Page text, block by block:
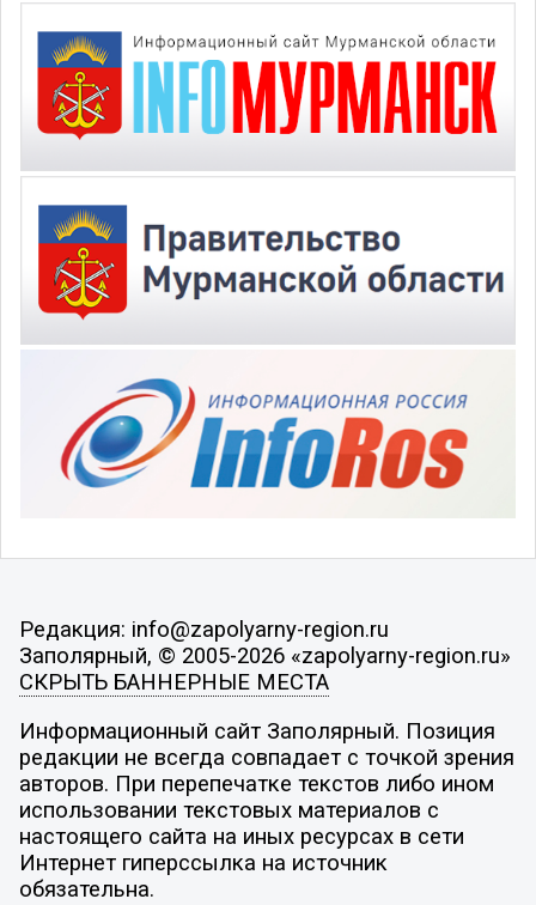
Редакция: info@zapolyarny-region.ru
Заполярный, © 2005-2026 «zapolyarny-region.ru»
СКРЫТЬ БАННЕРНЫЕ МЕСТА
Информационный сайт Заполярный. Позиция
редакции не всегда совпадает с точкой зрения
авторов. При перепечатке текстов либо ином
использовании текстовых материалов с
настоящего сайта на иных ресурсах в сети
Интернет гиперссылка на источник
обязательна.